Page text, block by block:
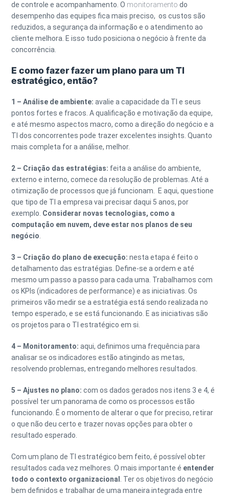
de controle e acompanhamento. O monitoramento do
desempenho das equipes fica mais preciso, os custos são
reduzidos, a segurança da informação e o atendimento ao
cliente melhora. E isso tudo posiciona o negócio à frente da
concorrência.
E como fazer fazer um plano para um TI
estratégico, então?
1 – Análise de ambiente: avalie a capacidade da TI e seus
pontos fortes e fracos. A qualificação e motivação da equipe,
e até mesmo aspectos macro, como a direção do negócio e a
TI dos concorrentes pode trazer excelentes insights. Quanto
mais completa for a análise, melhor.
2 – Criação das estratégias: feita a análise do ambiente,
externo e interno, comece da resolução de problemas. Até a
otimização de processos que já funcionam. E aqui, questione
que tipo de TI a empresa vai precisar daqui 5 anos, por
exemplo. Considerar novas tecnologias, como a
computação em nuvem, deve estar nos planos de seu
negócio.
3 – Criação do plano de execução: nesta etapa é feito o
detalhamento das estratégias. Define-se a ordem e até
mesmo um passo a passo para cada uma. Trabalhamos com
os KPIs (indicadores de performance) e as iniciativas. Os
primeiros vão medir se a estratégia está sendo realizada no
tempo esperado, e se está funcionando. E as iniciativas são
os projetos para o TI estratégico em si.
4 – Monitoramento: aqui, definimos uma frequência para
analisar se os indicadores estão atingindo as metas,
resolvendo problemas, entregando melhores resultados.
5 – Ajustes no plano: com os dados gerados nos itens 3 e 4, é
possível ter um panorama de como os processos estão
funcionando. É o momento de alterar o que for preciso, retirar
o que não deu certo e trazer novas opções para obter o
resultado esperado.
Com um plano de TI estratégico bem feito, é possível obter
resultados cada vez melhores. O mais importante é entender
todo o contexto organizacional . Ter os objetivos do negócio
bem definidos e trabalhar de uma maneira integrada entre